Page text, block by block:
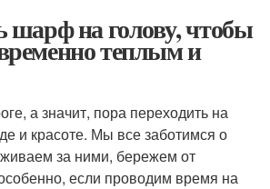
шарф на голову, чтобы
теплым и
а значит, пора переходить на
и красоте. Мы все заботимся о
за ними, бережем от
если проводим время на